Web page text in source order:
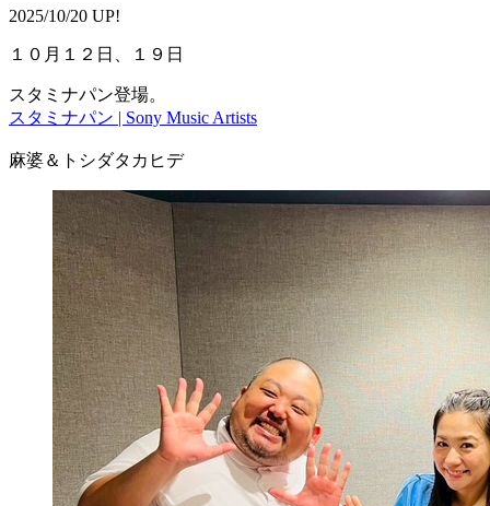
2025/10/20 UP!
１０月１２日、１９日
スタミナパン登場。
スタミナパン | Sony Music Artists
麻婆＆トシダタカヒデ